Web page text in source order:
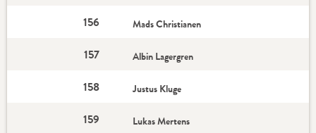
156 Mads Christianen
157 Albin Lagergren
158 Justus Kluge
159 Lukas Mertens